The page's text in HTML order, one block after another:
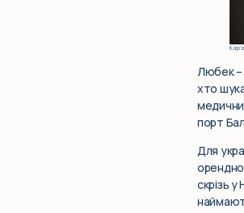
Любек –
хто
порт
Для
скрізь